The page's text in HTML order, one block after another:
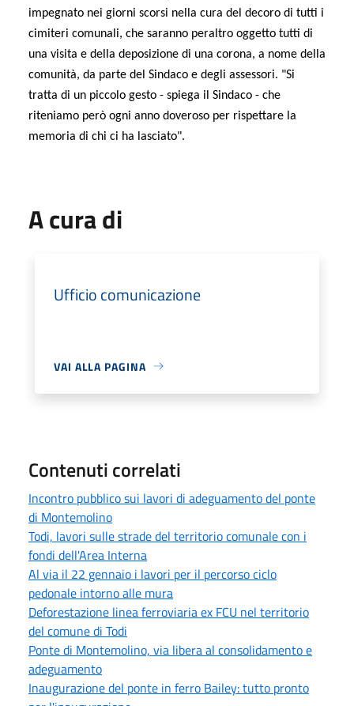
impegnato nei giorni scorsi nella cura del decoro di tutti i
cimiteri comunali, che saranno peraltro oggetto tutti di
una visita e della deposizione di una corona, a nome della
comunità, da parte del Sindaco e degli assessori. "Si
tratta di un piccolo gesto - spiega il Sindaco - che
riteniamo però ogni anno doveroso per rispettare la
memoria di chi ci ha lasciato".
A cura di
Ufficio comunicazione
VAI ALLA PAGINA
Contenuti correlati
Incontro pubblico sui lavori di adeguamento del ponte
di Montemolino
Todi, lavori sulle strade del territorio comunale con i
fondi dell'Area Interna
Al via il 22 gennaio i lavori per il percorso ciclo
pedonale intorno alle mura
Deforestazione linea ferroviaria ex FCU nel territorio
del comune di Todi
Ponte di Montemolino, via libera al consolidamento e
adeguamento
Inaugurazione del ponte in ferro Bailey: tutto pronto